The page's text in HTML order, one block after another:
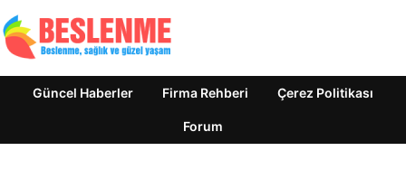
Güncel Haberler Firma Rehberi Çerez Politikası
Forum